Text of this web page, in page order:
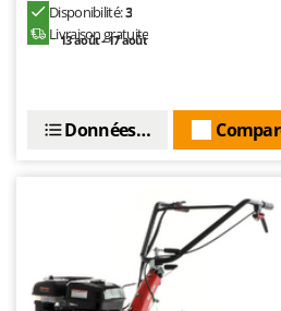
Disponibilité:3
Livraison gratuite
13 août - 17 août
Données techniques